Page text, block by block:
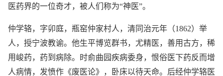
医药界的一位奇才，被人们称为“神医”。
仲学辂，字卯庭，瓶窑仲家村人，清同治元年（1862）举
人，授宁波教谕。他生平博览群书，尤精医，善用古方，稀
用峻药，药到病除。时俞曲园疾病委身，恨俗医下药反而增
人病情，发愤作《废医论》，卧床以待天命。后经仲学辂医